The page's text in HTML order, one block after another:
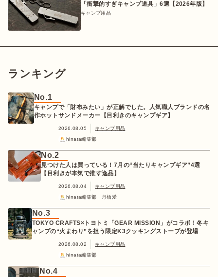
「衝撃的すぎキャンプ道具」6選【2026年版】
キャンプ用品
ランキング
No.1
キャンプで「財布みたい」が正解でした。人気職人ブランドの名
作ホットサンドメーカー【目利きのキャンプギア】
2026.08.05
キャンプ用品
hinata編集部
No.2
見つけた人は買っている！7月の“当たりキャンプギア”4選
【目利きが本気で推す逸品】
2026.08.04
キャンプ用品
hinata編集部 舟橋愛
No.3
TOKYO CRAFTS×トヨトミ「GEAR MISSION」がコラボ！冬キ
ャンプの“火まわり”を担う限定K3クッキングストーブが登場
2026.08.02
キャンプ用品
hinata編集部
No.4